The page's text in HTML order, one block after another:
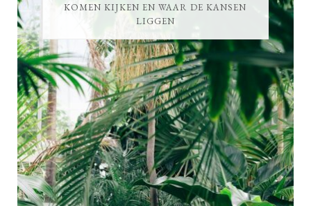
KOMEN KIJKEN EN WAAR DE KANSEN
LIGGEN